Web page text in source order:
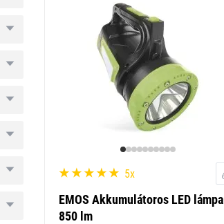
5x
EMOS Akkumulátoros LED lámpa
850 lm